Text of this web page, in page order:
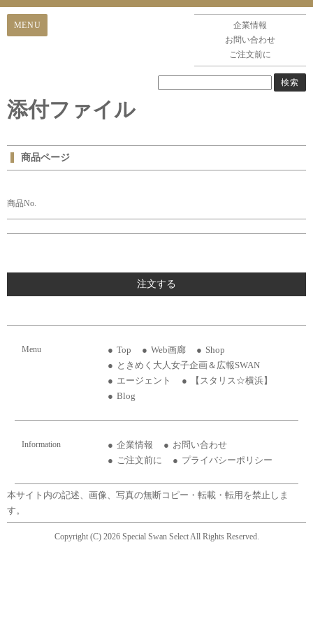
企業情報
お問い合わせ
ご注文前に
添付ファイル
商品ページ
商品No.
注文する
Menu Top Web画廊
Shop
ときめく大人女子企画＆広報SWAN
エージェント
【スタリス☆横浜】
Blog
Information 企業情報
お問い合わせ
ご注文前に
プライバシーポリシー
本サイト内の記述、画像、写真の無断コピー・転載・転用を禁止しま
す。
Copyright (C) 2026 Special Swan Select All Rights Reserved.